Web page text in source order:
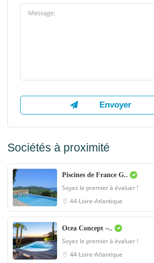
Sociétés à proximité
Piscines de France G..
Soyez le premier à évaluer !
44-Loire-Atlantique
Ocea Concept –..
Soyez le premier à évaluer !
44-Loire-Atlantique